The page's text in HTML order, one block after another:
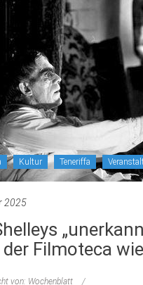
Kultur Teneriffa
2025
Filmoteca
von: Wochenblatt